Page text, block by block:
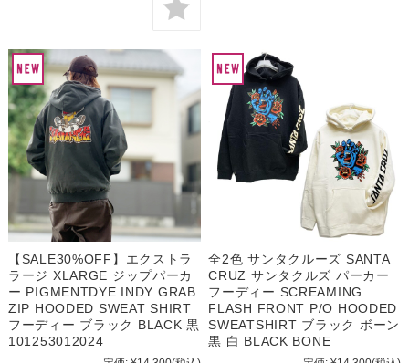
【SALE30%OFF】エクストラ
ラージ XLARGE ジップパーカ
ー PIGMENTDYE INDY GRAB
ZIP HOODED SWEAT SHIRT
フーディー ブラック BLACK 黒
101253012024
全2色 サンタクルーズ SANTA
CRUZ サンタクルズ パーカー
フーディー SCREAMING
FLASH FRONT P/O HOODED
SWEATSHIRT ブラック ボーン
黒 白 BLACK BONE